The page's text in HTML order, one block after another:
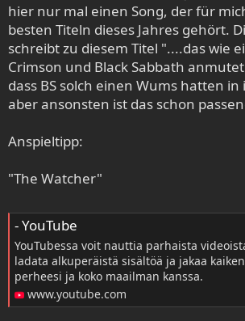
hier nur mal einen Song, der für
besten Titeln dieses Jahres gehört.
schreibt zu diesem Titel "....das wie
Crimson und Black Sabbath
dass BS solch einen Wums hatten
aber ansonsten ist das schon
Anspieltipp:
"The Watcher"
- YouTube
YouTubessa voit nauttia parhaista
ladata alkuperäistä sisältöä ja jakaa
perheesi ja koko maailman kanssa.
www.youtube.com